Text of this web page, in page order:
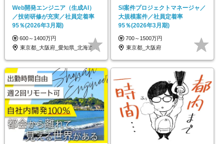
Web開発エンジニア（生成AI）
／技術研修が充実／社員定着率
95％(2026年3月期)
600～1400万円
東京都_大阪府_愛知県_北海道_宮城県_…
SI案件プロジェクトマネージャ／
大規模案件／社員定着率
95％(2026年3月期)
700～1500万円
東京都_大阪府